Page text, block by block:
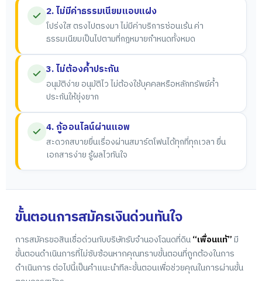
2. ไม่มีค่าธรรมเนียมแอบแฝง
โปร่งใส ตรงไปตรงมา ไม่มีค่าบริการซ่อนเร้น ค่า
ธรรมเนียมเป็นไปตามที่กฎหมายกำหนดทั้งหมด
3. ไม่ต้องค้ำประกัน
อนุมัติง่าย อนุมัติไว ไม่ต้องใช้บุคคลหรือหลักทรัพย์ค้ำ
ประกันให้ยุ่งยาก
4. กู้ออนไลน์ผ่านแอพ
สะดวกสบายยื่นเรื่องผ่านสมาร์ตโฟนได้ทุกที่ทุกเวลา ยื่น
เอกสารง่าย รู้ผลไวทันใจ
ขั้นตอนการสมัครเงินด่วนทันใจ
การสมัครขอสินเชื่อด่วนกับบริษัทรับจำนองโฉนดที่ดิน“เพื่อนแท้”มี
ขั้นตอนดำเนินการที่ไม่ซับซ้อนหากคุณทราบขั้นตอนที่ถูกต้องในการ
ดำเนินการ ต่อไปนี้เป็นคำแนะนำทีละขั้นตอนเพื่อช่วยคุณในการผ่านขั้น